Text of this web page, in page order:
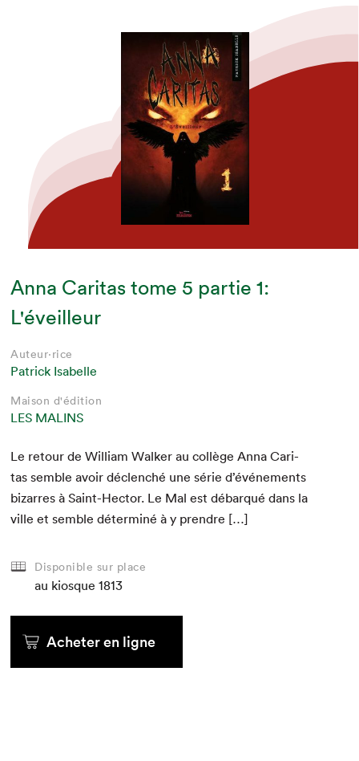
Anna Caritas tome 5 partie 1:
L'éveilleur
Auteur·rice
Patrick Isabelle
Maison d'édition
LES MALINS
Le retour de William Walk­er au col­lège Anna Car­i­
tas sem­ble avoir déclenché une série d’événements
bizarres à Saint-Hec­tor. Le Mal est débar­qué dans la
ville et sem­ble déter­miné à y prendre […]
Disponible sur place
au kiosque 1813
Acheter en ligne